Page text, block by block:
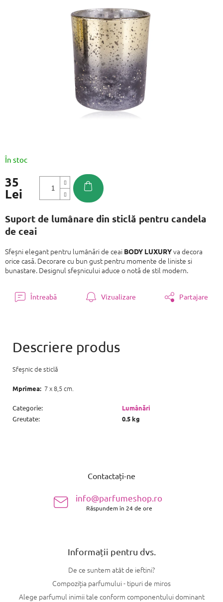
35
Lei
preţ:
În stoc
Suport de lumânare din sticlă pentru candela
de ceai
Sfeșni elegant pentru lumânări de ceai BODY LUXURYva decora
orice casă. Decorare cu bun gust pentru momente de liniste si
bunastare. Designul sfeșnicului aduce o notă de stil modern.
Întreabă Vizualizare Partajare
Sfeșnic de sticlă
Mprimea: 7 x 8,5 cm.
Categorie:
Lumânări
Greutate: 0.5 kg
Contactați-ne
info@parfumeshop.ro
Răspundem în 24 de ore
Informații pentru dvs.
De ce suntem atât de ieftini?
Compoziția parfumului - tipuri de miros
Alege parfumul inimii tale conform componentului dominant